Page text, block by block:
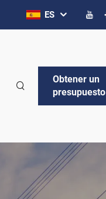
ES
Obtener un
presupuesto